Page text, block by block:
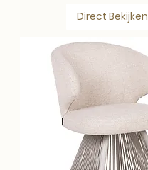
Direct Bekijken